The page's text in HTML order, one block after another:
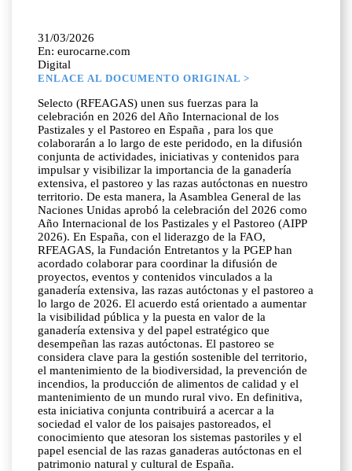
31/03/2026
En: eurocarne.com
Digital
ENLACE AL DOCUMENTO ORIGINAL >
Selecto (RFEAGAS) unen sus fuerzas para la
celebración en 2026 del Año Internacional de los
Pastizales y el Pastoreo en España , para los que
colaborarán a lo largo de este peridodo, en la difusión
conjunta de actividades, iniciativas y contenidos para
impulsar y visibilizar la importancia de la ganadería
extensiva, el pastoreo y las razas autóctonas en nuestro
territorio. De esta manera, la Asamblea General de las
Naciones Unidas aprobó la celebración del 2026 como
Año Internacional de los Pastizales y el Pastoreo (AIPP
2026). En España, con el liderazgo de la FAO,
RFEAGAS, la Fundación Entretantos y la PGEP han
acordado colaborar para coordinar la difusión de
proyectos, eventos y contenidos vinculados a la
ganadería extensiva, las razas autóctonas y el pastoreo a
lo largo de 2026. El acuerdo está orientado a aumentar
la visibilidad pública y la puesta en valor de la
ganadería extensiva y del papel estratégico que
desempeñan las razas autóctonas. El pastoreo se
considera clave para la gestión sostenible del territorio,
el mantenimiento de la biodiversidad, la prevención de
incendios, la producción de alimentos de calidad y el
mantenimiento de un mundo rural vivo. En definitiva,
esta iniciativa conjunta contribuirá a acercar a la
sociedad el valor de los paisajes pastoreados, el
conocimiento que atesoran los sistemas pastoriles y el
papel esencial de las razas ganaderas autóctonas en el
patrimonio natural y cultural de España.